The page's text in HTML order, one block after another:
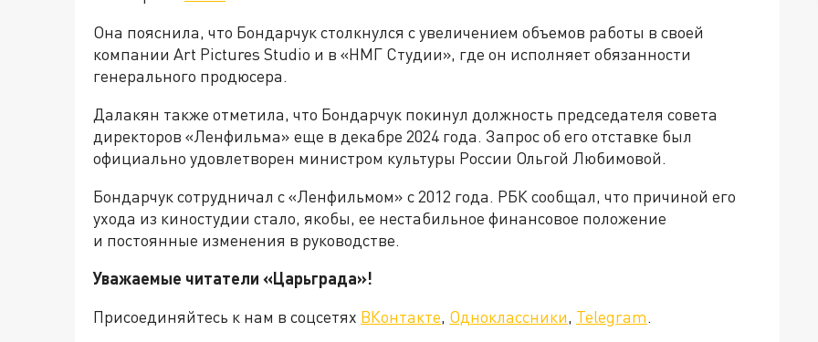
Она пояснила, что Бондарчук столкнулся с увеличением объемов работы в своей
компании Art Pictures Studio и в «НМГ Студии», где он исполняет обязанности
генерального продюсера.
Далакян также отметила, что Бондарчук покинул должность председателя совета
директоров «Ленфильма» еще в декабре 2024 года. Запрос об его отставке был
официально удовлетворен министром культуры России Ольгой Любимовой.
Бондарчук сотрудничал с «Ленфильмом» с 2012 года. РБК сообщал, что причиной его
ухода из киностудии стало, якобы, ее нестабильное финансовое положение
и постоянные изменения в руководстве.
Уважаемые читатели «Царьграда»!
Присоединяйтесь к нам в соцсетях ВКонтакте, Одноклассники, Telegram.